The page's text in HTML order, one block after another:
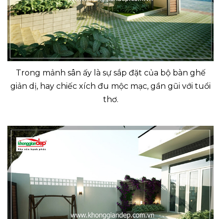
Trong mảnh sân ấy là sự sắp đặt của bộ bàn ghế
giản dị, hay chiếc xích đu mộc mạc, gần gũi với tuổi
thơ.